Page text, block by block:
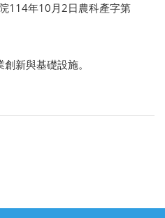
114年10月2日農科產字第
新與基礎設施。